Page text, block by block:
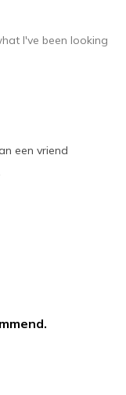
I've been looking
een vriend